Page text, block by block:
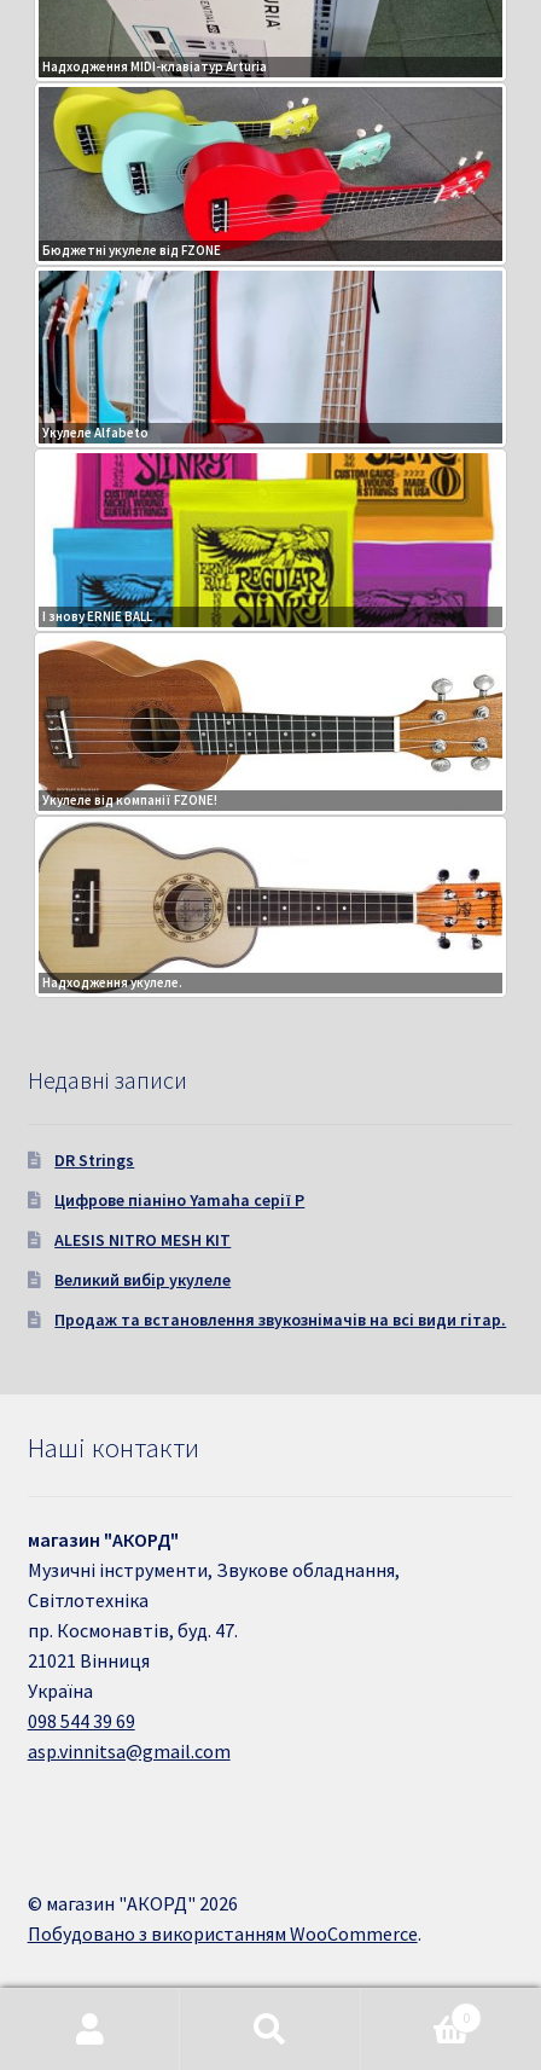
Надходження MIDI-клавіатур Arturia
Бюджетні укулеле від FZONE
Укулеле Alfabeto
І знову ERNIE BALL
Укулеле від компанії FZONE!
Надходження укулеле.
Недавні записи
DR Strings
Цифрове піаніно Yamaha серії P
ALESIS NITRO MESH KIT
Великий вибір укулеле
Продаж та встановлення звукознімачів на всі види гітар.
Наші контакти
магазин "АКОРД"
Музичні інструменти, Звукове обладнання,
Світлотехніка
пр. Космонавтів, буд. 47.
21021 Вінниця
Україна
098 544 39 69
asp.vinnitsa@gmail.com
© магазин "АКОРД" 2026
Побудовано з використанням WooCommerce.
Шукати
0